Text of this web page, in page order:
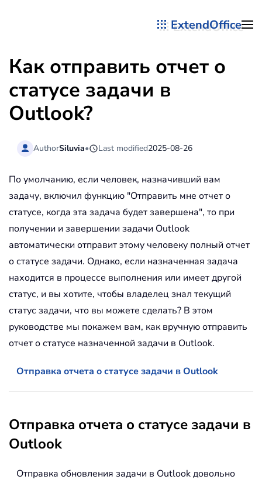
ExtendOffice
Как отправить отчет о
статусе задачи в
Outlook?
AuthorSiluvia• Last modified2025-08-26
По умолчанию, если человек, назначивший вам
задачу, включил функцию "Отправить мне отчет о
статусе, когда эта задача будет завершена", то при
получении и завершении задачи Outlook
автоматически отправит этому человеку полный отчет
о статусе задачи. Однако, если назначенная задача
находится в процессе выполнения или имеет другой
статус, и вы хотите, чтобы владелец знал текущий
статус задачи, что вы можете сделать? В этом
руководстве мы покажем вам, как вручную отправить
отчет о статусе назначенной задачи в Outlook.
Отправка отчета о статусе задачи в Outlook
Отправка отчета о статусе задачи в
Outlook
Отправка обновления задачи в Outlook довольно